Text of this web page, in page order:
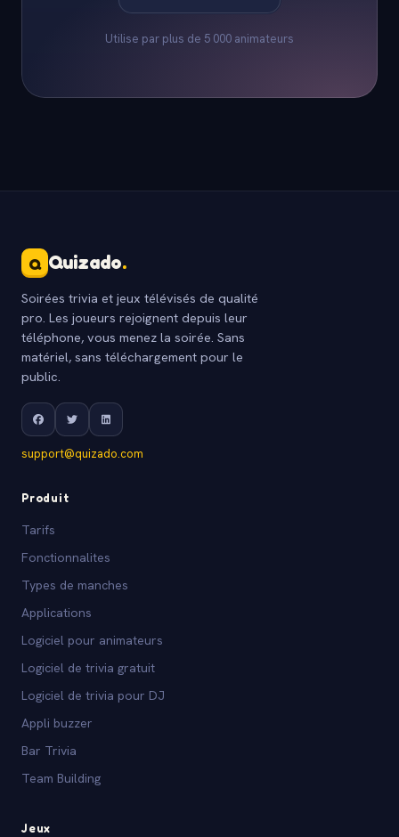
Utilise par plus de 5 000 animateurs
Q Quizado.
Soirées trivia et jeux télévisés de qualité
pro. Les joueurs rejoignent depuis leur
téléphone, vous menez la soirée. Sans
matériel, sans téléchargement pour le
public.
support@quizado.com
Produit
Tarifs
Fonctionnalites
Types de manches
Applications
Logiciel pour animateurs
Logiciel de trivia gratuit
Logiciel de trivia pour DJ
Appli buzzer
Bar Trivia
Team Building
Jeux